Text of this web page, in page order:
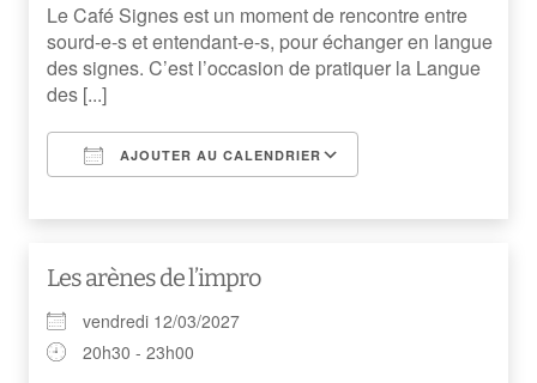
Le Café Signes est un moment de rencontre entre
sourd-e-s et entendant-e-s, pour échanger en langue
des signes. C’est l’occasion de pratiquer la Langue
des [...]
AJOUTER AU CALENDRIER
Les arènes de l’impro
vendredi 12/03/2027
20h30 - 23h00